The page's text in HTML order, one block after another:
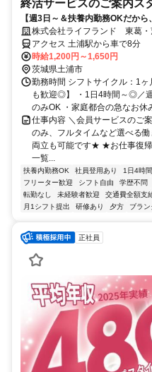
終活サービスのご案内ス
【週3日～＆扶養内勤務OKだか
が女性/子育てが落ち着いた方・
ト体制・しっかりとしたサポート
タイム希望も大歓迎/マイカーで
験者は即戦力/正社員登用実績もあ
株式会社ライフランド 東葛・
アクセス 土浦駅から車で8分
時給1,200円～1,650円
茨城県土浦市
勤務時間 シフトサイクル：1
も歓迎◎】 ・1日4時間～◎／
のみOK ・家庭都合の急なお休
仕事内容 ＼会員サービスのご
のみ、フルタイムなど選べる
両立も可能です★ ★お仕事復
一覧...
扶養内勤務OK 社員登用あり 1日4時
フリーター歓迎
シフト自由 学歴不問
転勤なし
未経験者歓迎 交通費全額支
月1シフト提出
研修あり 夕方 ブラン
正社員